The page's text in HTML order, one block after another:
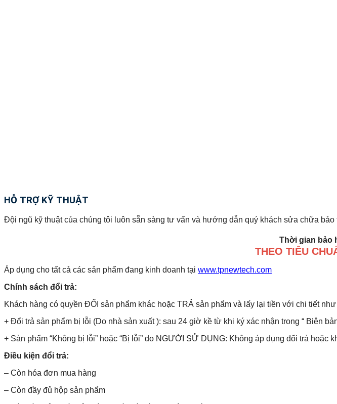
HỖ TRỢ KỸ THUẬT
Đội ngũ kỹ thuật của chúng tôi luôn sẵn sàng tư vấn và hướng dẫn quý khách sửa chữa
Thời gian bảo
THEO TIÊU
Áp dụng cho tất cả các sản phẩm đang kinh doanh tại www.tpnewtech.com
Chính sách đổi trả:
Khách hàng có quyền ĐỔI sản phẩm khác hoặc TRẢ sản phẩm và lấy lại tiền với chi tiết như
+ Đổi trả sản phẩm bị lỗi (Do nhà sản xuất ): sau 24 giờ kề từ khi ký xác nhận trong “ Biên
+ Sản phẩm “Không bị lỗi” hoặc “Bị lỗi” do NGƯỜI SỬ DỤNG: Không áp dụng đổi trả hoặc
Điều kiện đổi trả:
– Còn hóa đơn mua hàng
– Còn đầy đủ hộp sản phẩm